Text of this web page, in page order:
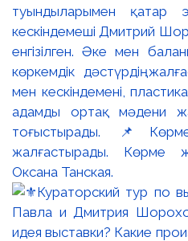
туындыларымен қатар
кескіндемеші Дмитрий
енгізілген. Әке мен
көркемдік дәстүрдің
мен кескіндемені,
адамды ортақ мәдени
тоғыстырады.
жалғастырады. Көрме
Оксана Танская.